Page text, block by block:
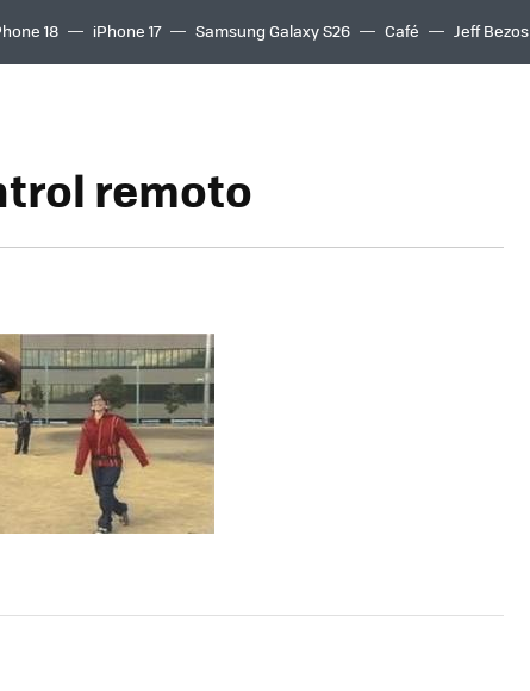
18 iPhone 17 Samsung Galaxy S26 Café Jeff Bezos
remoto